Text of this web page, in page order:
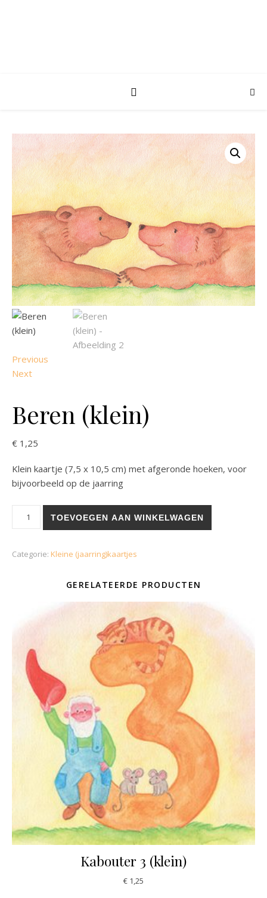
Previous
Next
Beren (klein)
€ 1,25
Klein kaartje (7,5 x 10,5 cm) met afgeronde hoeken, voor
bijvoorbeeld op de jaarring
TOEVOEGEN AAN WINKELWAGEN
Categorie: Kleine (jaarring)kaartjes
GERELATEERDE PRODUCTEN
Kabouter 3 (klein)
€ 1,25